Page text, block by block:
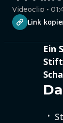
Videoclip •
Link
Ein